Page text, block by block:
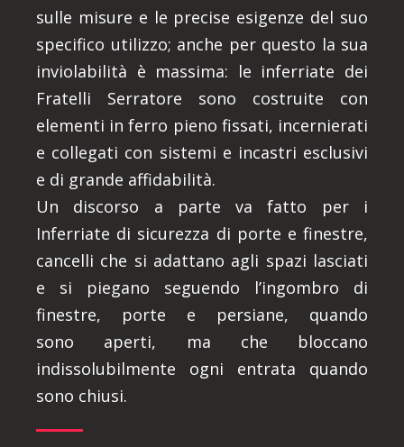
sulle misure e le precise esigenze del suo
specifico utilizzo; anche per questo la sua
inviolabilità è massima: le inferriate dei
Fratelli Serratore sono costruite con
elementi in ferro pieno fissati, incernierati
e collegati con sistemi e incastri esclusivi
e di grande affidabilità.
Un discorso a parte va fatto per i
Inferriate di sicurezza di porte e finestre,
cancelli che si adattano agli spazi lasciati
e si piegano seguendo l’ingombro di
finestre, porte e persiane, quando
sono aperti, ma che bloccano
indissolubilmente ogni entrata quando
sono chiusi.